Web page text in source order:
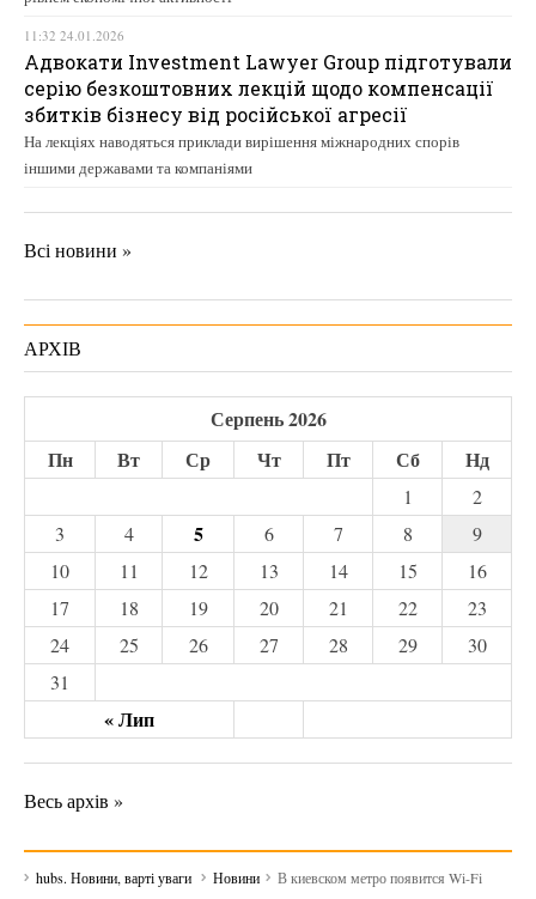
11:32 24.01.2026
Адвокати Investment Lawyer Group підготували
серію безкоштовних лекцій щодо компенсації
збитків бізнесу від російської агресії
На лекціях наводяться приклади вирішення міжнародних спорів
іншими державами та компаніями
Всі новини »
АРХІВ
Серпень 2026
Пн
Вт Ср Чт Пт Сб Нд
« Лип
1
2
3
4 5 6 7 8
9
10
11 12 13 14 15
16
17
18 19 20 21 22
23
24
25 26 27 28 29
30
31
Весь архів »
hubs. Новини, варті уваги Новини В киевском метро появится Wi-Fi